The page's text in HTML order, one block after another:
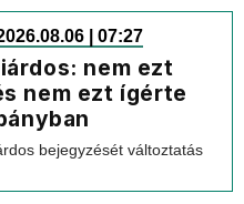
| 07:27
nem ezt
nem ezt ígérte
bejegyzését változtatás